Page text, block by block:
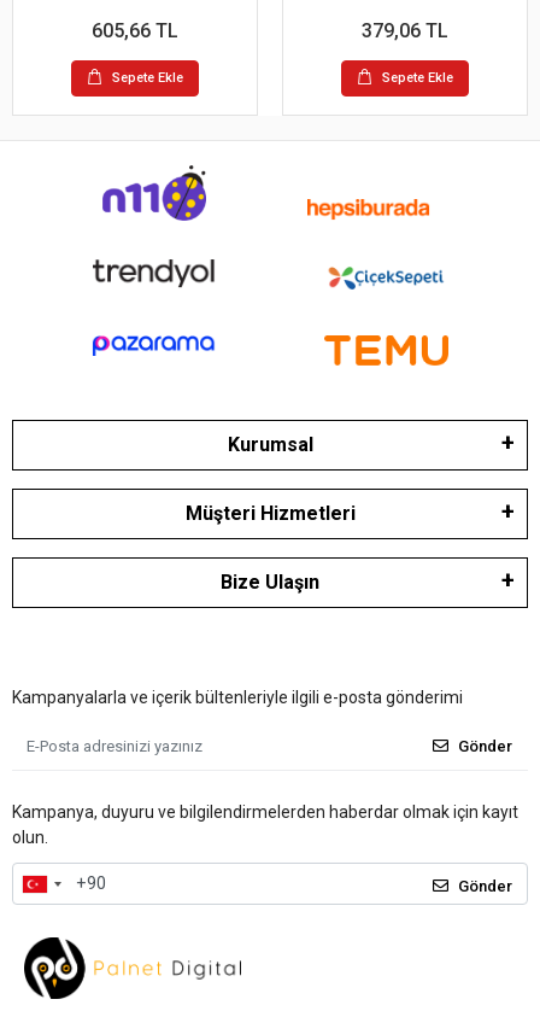
605,66 TL
Sepete Ekle
379,06 TL
Sepete Ekle
Kurumsal
Müşteri Hizmetleri
Bize Ulaşın
Kampanyalarla ve içerik bültenleriyle ilgili e-posta gönderimi
Gönder
Kampanya, duyuru ve bilgilendirmelerden haberdar olmak için kayıt
olun.
Gönder